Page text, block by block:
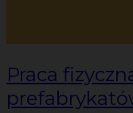
Praca